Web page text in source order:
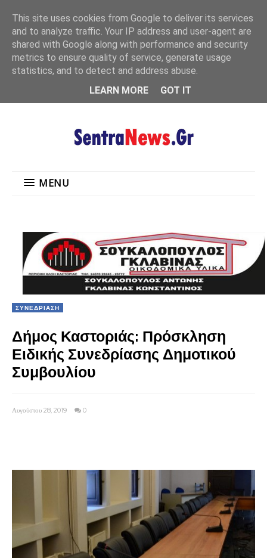
MENU
MENU
ΣΥΝΕΔΡΙΑΣΗ
Δήμος Καστοριάς: Πρόσκληση
Ειδικής Συνεδρίασης Δημοτικού
Συμβουλίου
Αυγούστου 28, 2019 0
This site uses cookies from Google to deliver its services
and to analyze traffic. Your IP address and user-agent are
shared with Google along with performance and security
metrics to ensure quality of service, generate usage
statistics, and to detect and address abuse.
LEARN MORE
GOT IT